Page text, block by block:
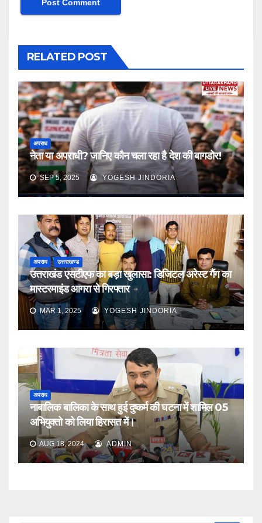
RELATED POST
अपराध
नेता या अपराधी? जानिए कौन चला रहा है देश की बागडोर!
SEP 5, 2025 YOGESH JINDORIA
अपराध उत्तराखण्ड
उत्तराखंड एसटीएफ का बड़ा खुलासा: डिजिटल अरेस्ट गैंग का
मास्टरमाइंड आगरा से गिरफ्तार
MAR 1, 2025 YOGESH JINDORIA
अपराध
नाबालिक बालिका के साथ हुई दुष्कर्म की घटना में शामिल 05
अभियुक्तो को लिया हिरासत में।
AUG 18, 2024 ADMIN